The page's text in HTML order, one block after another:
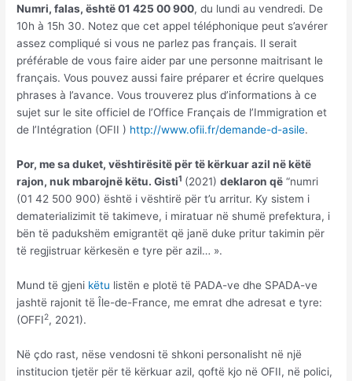
Numri, falas, është 01 425 00 900, du lundi au vendredi. De
10h à 15h 30. Notez que cet appel téléphonique peut s’avérer
assez compliqué si vous ne parlez pas français. Il serait
préférable de vous faire aider par une personne maitrisant le
français. Vous pouvez aussi faire préparer et écrire quelques
phrases à l’avance. Vous trouverez plus d’informations à ce
sujet sur le site officiel de l’Office Français de l’Immigration et
de l’Intégration (OFII ) http://www.ofii.fr/demande-d-asile.
Por, me sa duket, vështirësitë për të kërkuar azil në këtë
rajon, nuk mbarojnë këtu. Gisti1 (2021)deklaron që “numri
(01 42 500 900) është i vështirë për t’u arritur. Ky sistem i
dematerializimit të takimeve, i miratuar në shumë prefektura, i
bën të padukshëm emigrantët që janë duke pritur takimin për
të regjistruar kërkesën e tyre për azil… ».
Mund të gjeni këtu listën e plotë të PADA-ve dhe SPADA-ve
jashtë rajonit të Île-de-France, me emrat dhe adresat e tyre:
(OFFI2, 2021).
Në çdo rast, nëse vendosni të shkoni personalisht në një
institucion tjetër për të kërkuar azil, qoftë kjo në OFII, në polici,